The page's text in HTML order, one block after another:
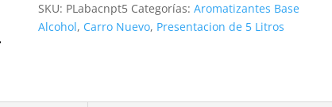
SKU: PLabacnpt5 Categorías:Aromatizantes Base
Alcohol, Carro Nuevo, Presentacion de 5 Litros